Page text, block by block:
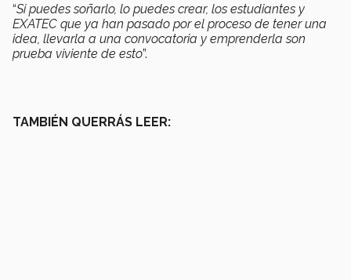
“Si puedes soñarlo, lo puedes crear, los estudiantes y
EXATEC que ya han pasado por el proceso de tener una
idea, llevarla a una convocatoria y emprenderla son
prueba viviente de esto”.
TAMBIÉN QUERRÁS LEER: